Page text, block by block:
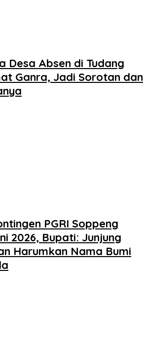
Desa Absen di Tudang
Ganra, Jadi Sorotan dan
PGRI Soppeng
2026, Bupati: Junjung
Harumkan Nama Bumi